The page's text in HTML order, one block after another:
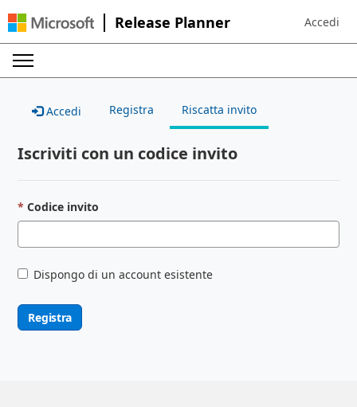
Release Planner Sign in to
Accedi
Accedi Registra Riscatta invito
Iscriviti con un codice invito
Codice invito
Dispongo di un account esistente
Registra